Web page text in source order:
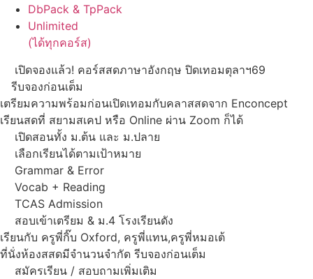
DbPack & TpPack
Unlimited
(ได้ทุกคอร์ส)
เปิดจองแล้ว! คอร์สสดภาษาอังกฤษ ปิดเทอมตุลาฯ69
รีบจองก่อนเต็ม
เตรียมความพร้อมก่อนเปิดเทอมกับคลาสสดจาก Enconcept
เรียนสดที่ สยามสเคป หรือ Online ผ่าน Zoom ก็ได้
เปิดสอนทั้ง ม.ต้น และ ม.ปลาย
เลือกเรียนได้ตามเป้าหมาย
Grammar & Error
Vocab + Reading
TCAS Admission
สอบเข้าเตรียม & ม.4 โรงเรียนดัง
เรียนกับ ครูพี่กิ๊บ Oxford, ครูพี่แทน,ครูพี่หมอเต้
ที่นั่งห้องสสดมีจำนวนจำกัด รีบจองก่อนเต็ม
สมัครเรียน / สอบถามเพิ่มเติม